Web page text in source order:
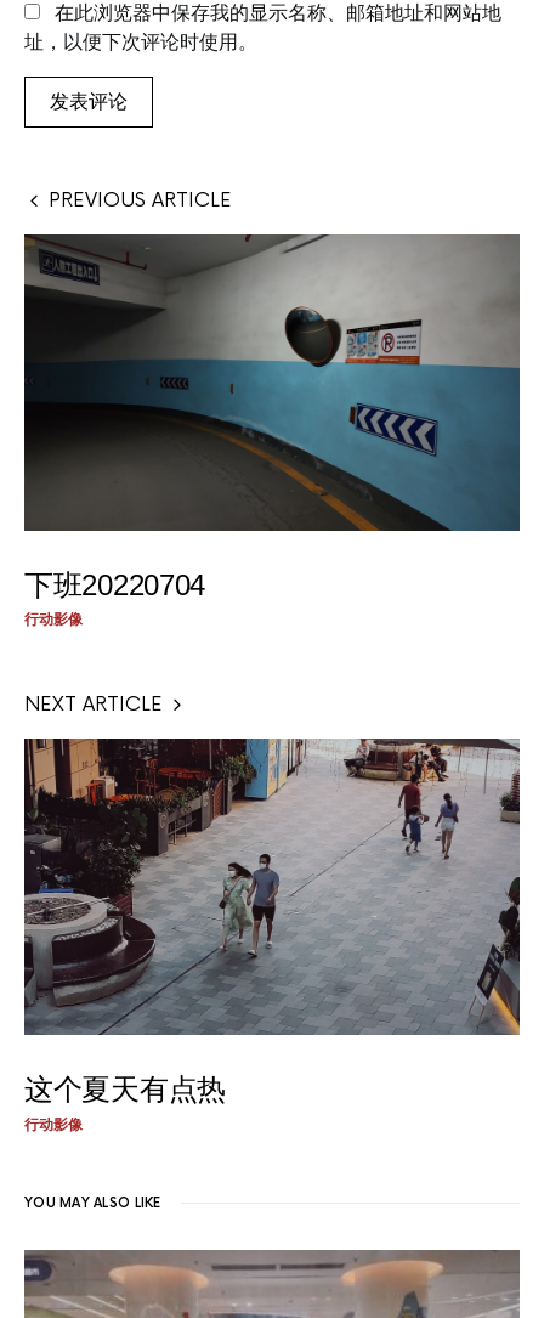
在此浏览器中保存我的显示名称、邮箱地址和网站地
址，以便下次评论时使用。
PREVIOUS ARTICLE
下班20220704
行动影像
NEXT ARTICLE
这个夏天有点热
行动影像
YOU MAY ALSO LIKE